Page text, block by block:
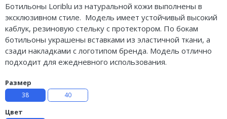
Ботильоны Loriblu из натуральной кожи выполнены в
эксклюзивном стиле. Модель имеет устойчивый высокий
каблук, резиновую стельку с протектором. По бокам
ботильоны украшены вставками из эластичной ткани, а
сзади накладками с логотипом бренда. Модель отлично
подходит для ежедневного использования.
Размер
38 40
Цвет